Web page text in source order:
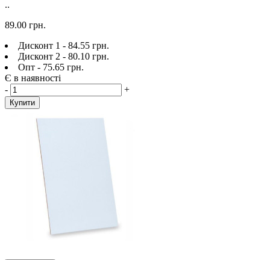
..
89.00 грн.
Дисконт 1 - 84.55 грн.
Дисконт 2 - 80.10 грн.
Опт - 75.65 грн.
Є в наявності
-
+
Купити